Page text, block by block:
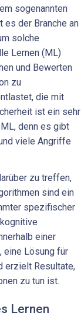
sogenannten
es der Branche an
solche
Lernen (ML)
und Bewerten
zu
die mit
ist ein sehr
denn es gibt
viele Angriffe
zu treffen,
sind ein
spezifischer
einer
eine Lösung für
erzielt Resultate,
zu tun ist.
Lernen